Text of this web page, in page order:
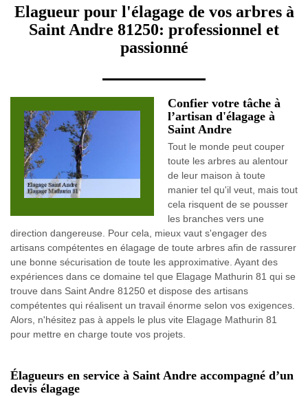
Elagueur pour l'élagage de vos arbres à
Saint Andre 81250: professionnel et
passionné
Confier votre tâche à
l’artisan d'élagage à
Saint Andre
Tout le monde peut couper
toute les arbres au alentour
de leur maison à toute
manier tel qu'il veut, mais tout
cela risquent de se pousser
les branches vers une
direction dangereuse. Pour cela, mieux vaut s'engager des
artisans compétentes en élagage de toute arbres afin de rassurer
une bonne sécurisation de toute les approximative. Ayant des
expériences dans ce domaine tel que Elagage Mathurin 81 qui se
trouve dans Saint Andre 81250 et dispose des artisans
compétentes qui réalisent un travail énorme selon vos exigences.
Alors, n'hésitez pas à appels le plus vite Elagage Mathurin 81
pour mettre en charge toute vos projets.
Élagueurs en service à Saint Andre accompagné d’un
devis élagage